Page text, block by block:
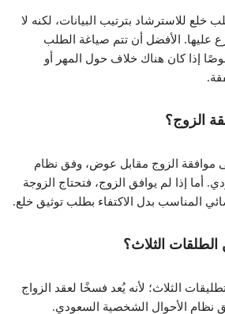
للاسترشاد بترتيب البيانات، لكنه لا
عليها. الأفضل أن تتم صياغة الطلب
إذا كان هناك خلاف حول المهر أو
الزوج؟
موافقة الزوج مقابل عوض، وفق نظام
أما إذا لم يوافق الزوج، فتحتاج الزوجة
المناسب بدل الاكتفاء بطلب توثيق خلع.
الثلاث؟
الثلاث؛ لأنه يُعد فسخًا لعقد الزواج
نظام الأحوال الشخصية السعودي.